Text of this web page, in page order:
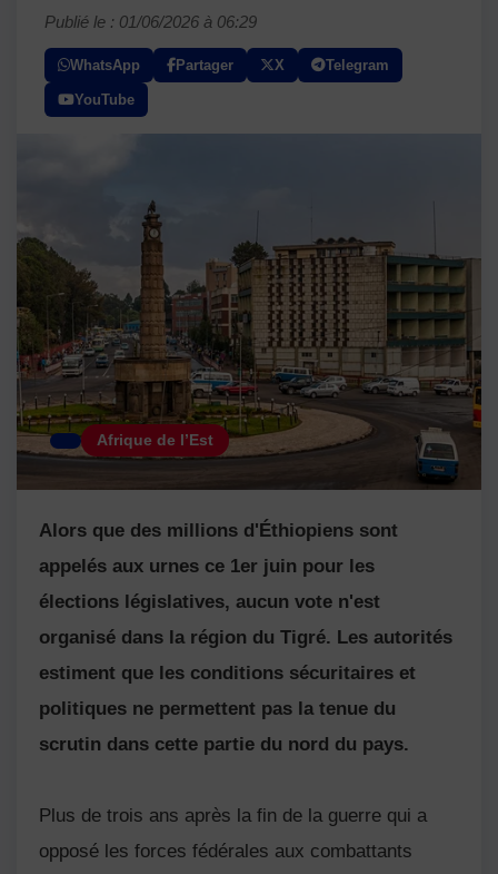
Publié le : 01/06/2026 à 06:29
WhatsApp Partager X Telegram
YouTube
Afrique de l’Est
Alors que des millions d'Éthiopiens sont
appelés aux urnes ce 1er juin pour les
élections législatives, aucun vote n'est
organisé dans la région du Tigré. Les autorités
estiment que les conditions sécuritaires et
politiques ne permettent pas la tenue du
scrutin dans cette partie du nord du pays.
Plus de trois ans après la fin de la guerre qui a
opposé les forces fédérales aux combattants